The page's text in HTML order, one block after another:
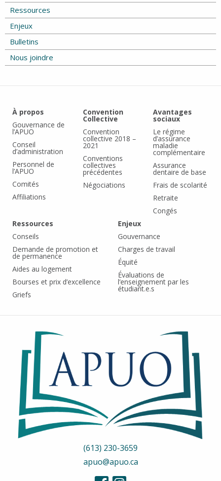
Ressources
Enjeux
Bulletins
Nous joindre
À propos
Gouvernance de
l’APUO
Conseil
d’administration
Personnel de
l’APUO
Comités
Affiliations
Convention
Collective
Convention
collective 2018 –
2021
Conventions
collectives
précédentes
Négociations
Avantages
sociaux
Le régime
d’assurance
maladie
complémentaire
Assurance
dentaire de base
Frais de scolarité
Retraite
Congés
Ressources
Conseils
Demande de promotion et
de permanence
Aides au logement
Bourses et prix d’excellence
Griefs
Enjeux
Gouvernance
Charges de travail
Équité
Évaluations de
l’enseignement par les
étudiant.e.s
(613) 230-3659
apuo@apuo.ca